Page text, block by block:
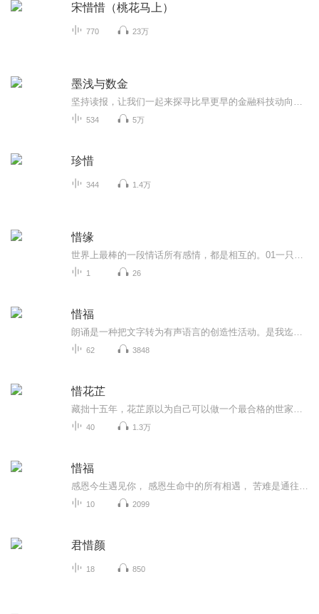
宋惜惜（桃花马上）
770 23万
墨浅与数金
534 5万
珍惜
344 1.4万
惜缘
1 26
惜福
62 3848
惜花芷
40 1.3万
惜福
10 2099
君惜颜
18 850